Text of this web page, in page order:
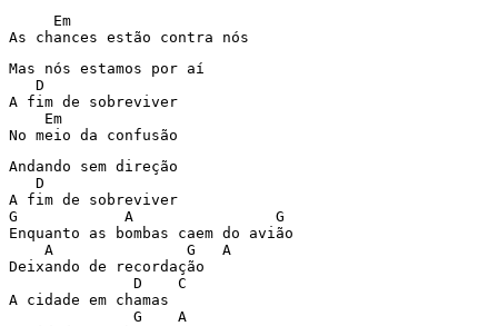
     Em
As chances estão contra nós
Mas nós estamos por aí
   D
A fim de sobreviver
    Em
No meio da confusão
Andando sem direção
   D
A fim de sobreviver
G            A                G
Enquanto as bombas caem do avião
    A               G   A
Deixando de recordação
              D    C
A cidade em chamas
              G    A